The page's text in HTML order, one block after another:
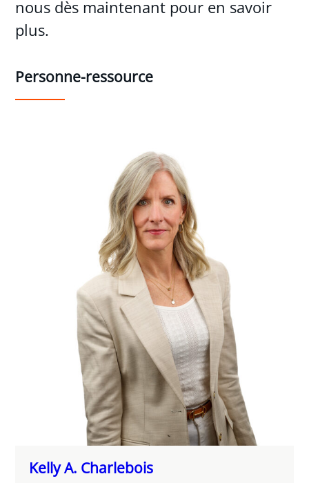
nous dès maintenant pour en savoir
plus.
Personne-ressource
Kelly A. Charlebois